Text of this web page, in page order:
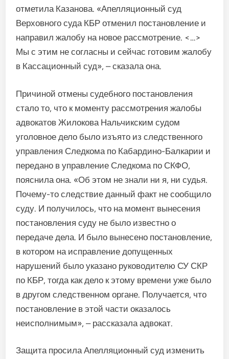
отметила Казанова. «Апелляционный суд
Верховного суда КБР отменил постановление и
направил жалобу на новое рассмотрение. <…>
Мы с этим не согласны и сейчас готовим жалобу
в Кассационный суд», – сказала она.
Причиной отмены судебного постановления
стало то, что к моменту рассмотрения жалобы
адвокатов Жилокова Нальчикским судом
уголовное дело было изъято из следственного
управления Следкома по Кабардино-Балкарии и
передано в управление Следкома по СКФО,
пояснила она. «Об этом не знали ни я, ни судья.
Почему-то следствие данный факт не сообщило
суду. И получилось, что на момент вынесения
постановления суду не было известно о
передаче дела. И было вынесено постановление,
в котором на исправление допущенных
нарушений было указано руководителю СУ СКР
по КБР, тогда как дело к этому времени уже было
в другом следственном органе. Получается, что
постановление в этой части оказалось
неисполнимым», – рассказала адвокат.
Защита просила Апелляционный суд изменить